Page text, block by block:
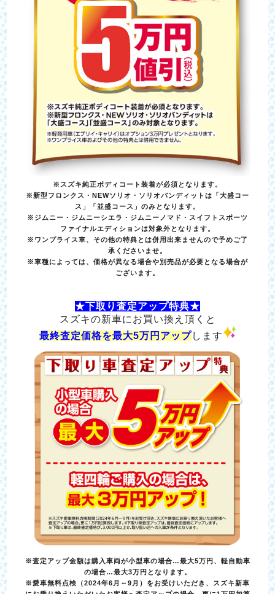
※スズキ純正ボディコート装着が必須となります。
※新型フロンクス・NEWソリオ・ソリオバンディットは「大盛コー
ス」「並盛コース」のみとなります。
※ジムニー・ジムニーシエラ・ジムニーノマド・スイフトスポーツ
ファイナルエディションは対象外となります。
※ワンプライス車、その他の特典とは併用出来ませんので予めご了
承くださいませ。
※車種によっては、価格が異なる場合や別売品が必要となる場合が
ございます。
★下取り査定アップ特典★
スズキの新車にお買い換え頂くと
最終査定価格を最大5万円アップします
※査定アップ金額は購入車両が小型車の場合…最大5万円、軽自動車
の場合…最大3万円となります。
※愛車無料点検（2024年6月～9月）をお受けいただき、スズキ新車